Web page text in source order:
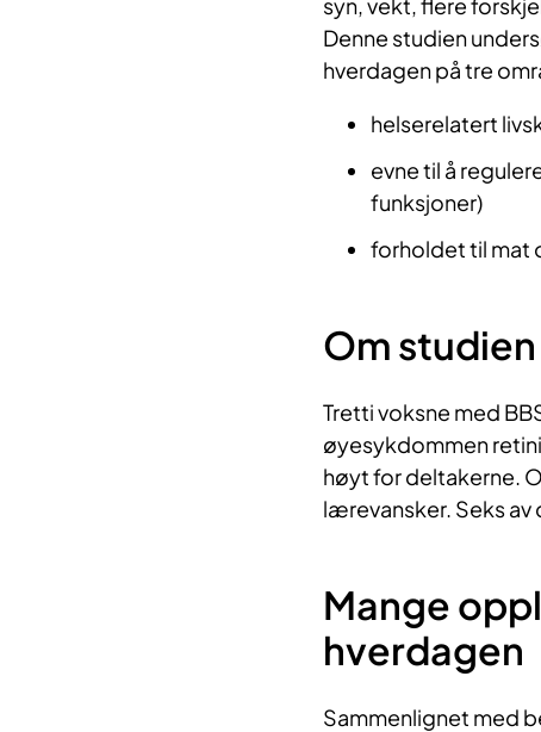
Denne studien
hverdagen på tre
helserelatert
evne til å
funksjoner)
forholdet til mat
Om studien
Tretti voksne med
øyesykdommen
høyt for deltakerne.
lærevansker. Seks
Mange
hverdagen
Sammenlignet med